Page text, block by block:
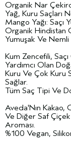
Organik Nar
Yağ, Kuru Saçları
Mango Yağı: Saçı
Organik Hindistan
Yumuşak Ve
Kum Zencefili,
Yardımcı Olan
Kuru Ve Çok Kuru
Sağlar.
Tüm Saç Tipi Ve
Aveda'Nın Kakao,
Ve Diğer Saf
Aroması.
%100 Vegan,